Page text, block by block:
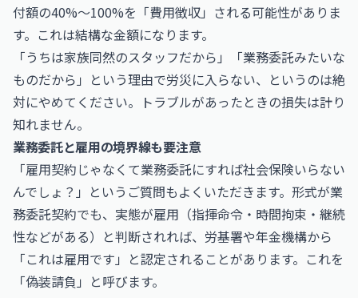
付額の40%〜100%を「費用徴収」される可能性がありま
す。これは結構な金額になります。
「うちは家族同然のスタッフだから」「業務委託みたいな
ものだから」という理由で労災に入らない、というのは絶
対にやめてください。トラブルがあったときの損失は計り
知れません。
業務委託と雇用の境界線も要注意
「雇用契約じゃなくて業務委託にすれば社会保険いらない
んでしょ？」というご質問もよくいただきます。形式が業
務委託契約でも、実態が雇用（指揮命令・時間拘束・継続
性などがある）と判断されれば、労基署や年金機構から
「これは雇用です」と認定されることがあります。これを
「偽装請負」と呼びます。